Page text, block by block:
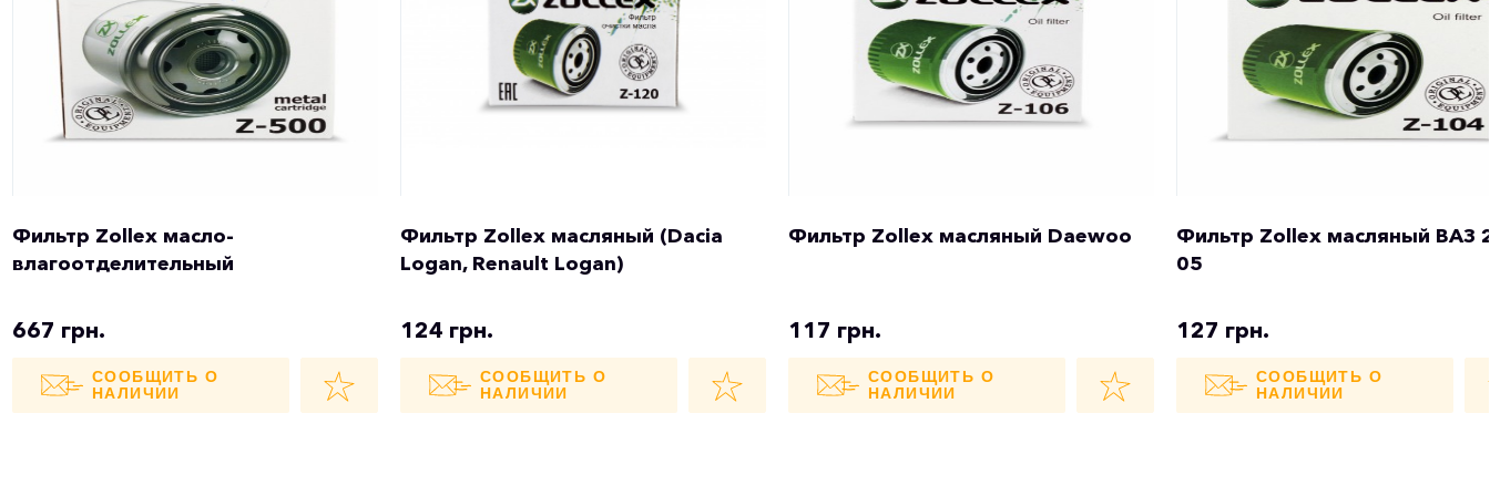
Фильтр Zollex масло-
влагоотделительный
667 грн.
СООБЩИТЬ О
НАЛИЧИИ
Фильтр Zollex масляный (Dacia
Logan, Renault Logan)
124 грн.
СООБЩИТЬ О
НАЛИЧИИ
Фильтр Zollex масляный Daewoo
117 грн.
СООБЩИТЬ О
НАЛИЧИИ
Фильтр Zollex масляный ВАЗ
05
127 грн.
СООБЩИТЬ О
НАЛИЧИИ